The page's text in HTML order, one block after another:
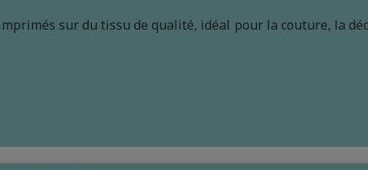
sur du tissu de qualité, idéal pour la couture, la